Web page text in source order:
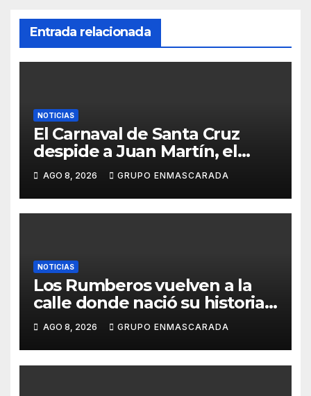
Entrada relacionada
NOTICIAS
El Carnaval de Santa Cruz
despide a Juan Martín, el
inolvidable «Cristóbal Colón»
AGO 8, 2026 GRUPO ENMASCARADA
NOTICIAS
Los Rumberos vuelven a la
calle donde nació su historia:
51 años después, el mismo
barrio, el mismo orgullo
AGO 8, 2026 GRUPO ENMASCARADA